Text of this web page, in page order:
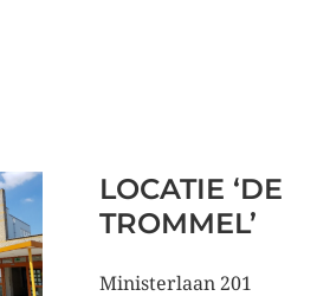
LOCATIE ‘DE
TROMMEL’
Ministerlaan 201